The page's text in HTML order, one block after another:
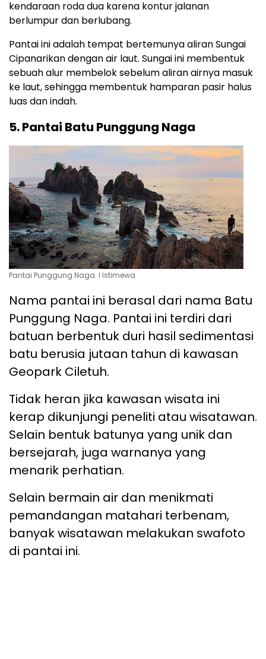
kendaraan roda dua karena kontur jalanan
berlumpur dan berlubang.
Pantai ini adalah tempat bertemunya aliran Sungai
Cipanarikan dengan air laut. Sungai ini membentuk
sebuah alur membelok sebelum aliran airnya masuk
ke laut, sehingga membentuk hamparan pasir halus
luas dan indah.
5. Pantai Batu Punggung Naga
Pantai Punggung Naga. l Istimewa
Nama pantai ini berasal dari nama Batu
Punggung Naga. Pantai ini terdiri dari
batuan berbentuk duri hasil sedimentasi
batu berusia jutaan tahun di kawasan
Geopark Ciletuh.
Tidak heran jika kawasan wisata ini
kerap dikunjungi peneliti atau wisatawan.
Selain bentuk batunya yang unik dan
bersejarah, juga warnanya yang
menarik perhatian.
Selain bermain air dan menikmati
pemandangan matahari terbenam,
banyak wisatawan melakukan swafoto
di pantai ini.